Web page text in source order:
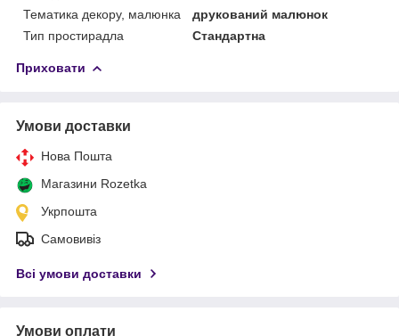
Тематика декору, малюнка
друкований малюнок
Тип простирадла
Стандартна
Приховати
Умови доставки
Нова Пошта
Магазини Rozetka
Укрпошта
Самовивіз
Всі умови доставки
Умови оплати